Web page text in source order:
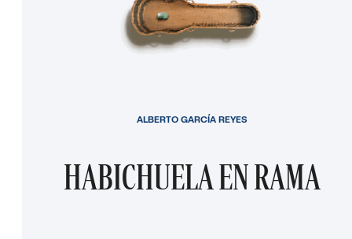
HABICHUELA EN RAMA
ALBERTO GARCÍA REYES